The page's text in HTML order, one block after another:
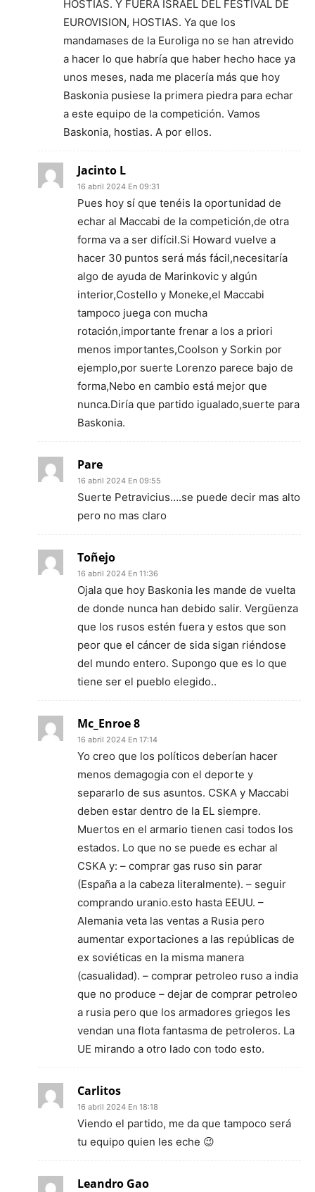
HOSTIAS. Y FUERA ISRAEL DEL FESTIVAL DE
EUROVISION, HOSTIAS. Ya que los
mandamases de la Euroliga no se han atrevido
a hacer lo que habría que haber hecho hace ya
unos meses, nada me placería más que hoy
Baskonia pusiese la primera piedra para echar
a este equipo de la competición. Vamos
Baskonia, hostias. A por ellos.
Jacinto L
16 abril 2024 En 09:31
Pues hoy sí que tenéis la oportunidad de
echar al Maccabi de la competición,de otra
forma va a ser difícil.Si Howard vuelve a
hacer 30 puntos será más fácil,necesitaría
algo de ayuda de Marinkovic y algún
interior,Costello y Moneke,el Maccabi
tampoco juega con mucha
rotación,importante frenar a los a priori
menos importantes,Coolson y Sorkin por
ejemplo,por suerte Lorenzo parece bajo de
forma,Nebo en cambio está mejor que
nunca.Diría que partido igualado,suerte para
Baskonia.
Pare
16 abril 2024 En 09:55
Suerte Petravicius….se puede decir mas alto
pero no mas claro
Toñejo
16 abril 2024 En 11:36
Ojala que hoy Baskonia les mande de vuelta
de donde nunca han debido salir. Vergüenza
que los rusos estén fuera y estos que son
peor que el cáncer de sida sigan riéndose
del mundo entero. Supongo que es lo que
tiene ser el pueblo elegido..
Mc_Enroe 8
16 abril 2024 En 17:14
Yo creo que los políticos deberían hacer
menos demagogia con el deporte y
separarlo de sus asuntos. CSKA y Maccabi
deben estar dentro de la EL siempre.
Muertos en el armario tienen casi todos los
estados. Lo que no se puede es echar al
CSKA y: – comprar gas ruso sin parar
(España a la cabeza literalmente). – seguir
comprando uranio.esto hasta EEUU. –
Alemania veta las ventas a Rusia pero
aumentar exportaciones a las repúblicas de
ex soviéticas en la misma manera
(casualidad). – comprar petroleo ruso a india
que no produce – dejar de comprar petroleo
a rusia pero que los armadores griegos les
vendan una flota fantasma de petroleros. La
UE mirando a otro lado con todo esto.
Carlitos
16 abril 2024 En 18:18
Viendo el partido, me da que tampoco será
tu equipo quien les eche 😉
Leandro Gao